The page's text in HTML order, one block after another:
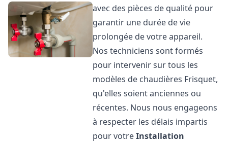
avec des pièces de qualité pour
garantir une durée de vie
prolongée de votre appareil.
Nos techniciens sont formés
pour intervenir sur tous les
modèles de chaudières Frisquet,
qu'elles soient anciennes ou
récentes. Nous nous engageons
à respecter les délais impartis
pour votreInstallation